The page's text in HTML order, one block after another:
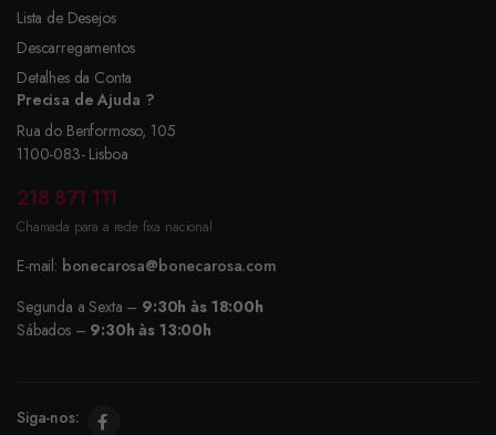
Lista de Desejos
Descarregamentos
Detalhes da Conta
Precisa de Ajuda ?
Rua do Benformoso, 105
1100-083- Lisboa
218 871 111
Chamada para a rede fixa nacional
E-mail: bonecarosa@bonecarosa.com
Segunda a Sexta – 9:30h às 18:00h
Sábados – 9:30h às 13:00h
Siga-nos: